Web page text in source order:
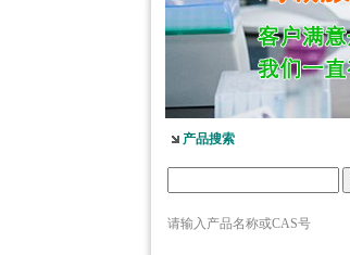
产品搜索
请输入产品名称或CAS号